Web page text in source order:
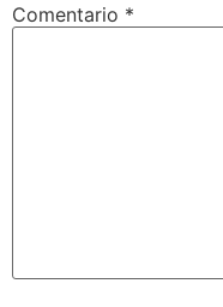
Comentario *